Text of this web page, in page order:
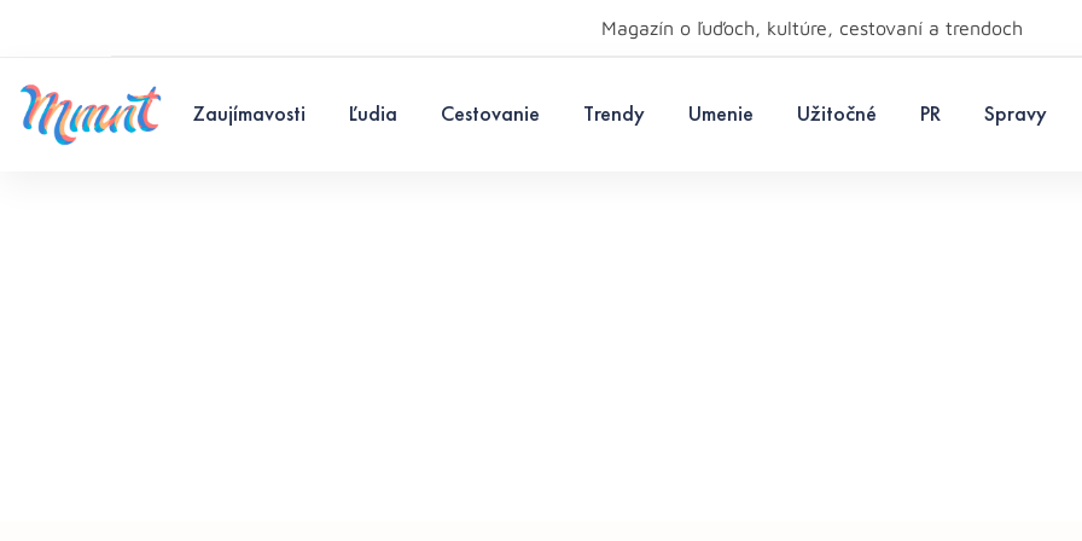
Magazín o ľuďoch, kultúre, cestovaní a trendoch
Zaujímavosti Ľudia Cestovanie Trendy Umenie Užitočné PR Spravy